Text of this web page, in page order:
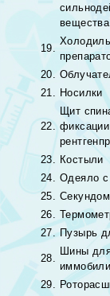
вещества
19.
20.
21. Носилки
22.
Щит
23. Костыли
24. Одеяло с
25.
26.
27. Пузырь
28.
Шины
29.